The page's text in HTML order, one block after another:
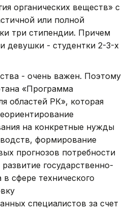
органических веществ» с
или полной
три стипендии. Причем
девушки - студентки 2-3-х
- очень важен. Поэтому
«Программа
областей РК», которая
на конкретные нужды
формирование
прогнозов потребности
государственно-
в сфере технического
специалистов за счет